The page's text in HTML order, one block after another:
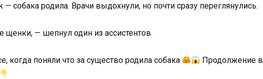
— собака родила. Врачи выдохнули, но почти сразу переглянулись.
щенки, — шепнул один из ассистентов.
когда поняли что за существо родила собака
Продолжение в